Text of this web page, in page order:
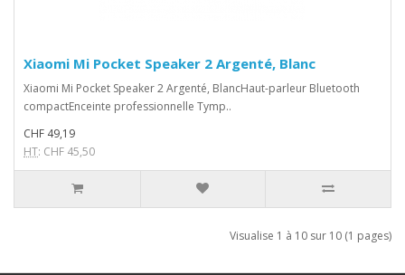
Xiaomi Mi Pocket Speaker 2 Argenté, Blanc
Xiaomi Mi Pocket Speaker 2 Argenté, BlancHaut-parleur Bluetooth
compactEnceinte professionnelle Tymp..
CHF 49,19
HT: CHF 45,50
Visualise 1 à 10 sur 10 (1 pages)